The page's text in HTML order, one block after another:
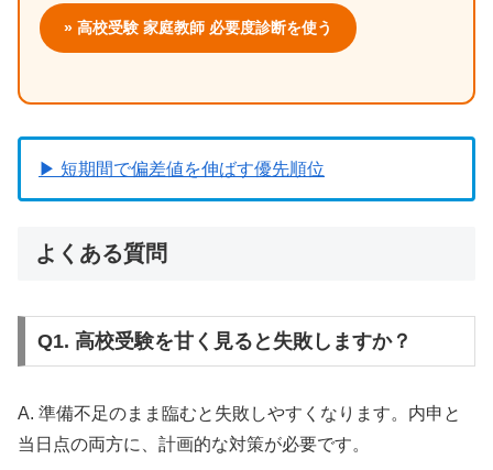
» 高校受験 家庭教師 必要度診断を使う
▶ 短期間で偏差値を伸ばす優先順位
よくある質問
Q1. 高校受験を甘く見ると失敗しますか？
A. 準備不足のまま臨むと失敗しやすくなります。内申と
当日点の両方に、計画的な対策が必要です。